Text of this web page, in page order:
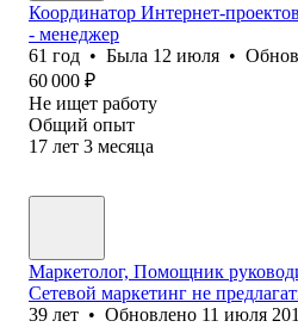
Координатор Интернет-
- менеджер
61 год • Была 12 июля •
60 000 ₽
Не ищет работу
Общий опыт
17 лет 3 месяца
Маркетолог, Помощник
Сетевой маркетинг не
39 лет • Обновлено 11 июля